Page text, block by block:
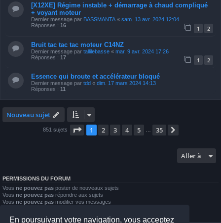
En poursuivant votre navigation, vous acceptez
[X12XE] Régime instable + démarrage à chaud compliqué
+ voyant moteur
Dernier message par BASSMANTA « sam. 13 avr. 2024 12:04
Réponses : 16 1 2
Bruit tac tac tac moteur C14NZ
Dernier message par tallilebasse « mar. 9 avr. 2024 17:26
Réponses : 17 1 2
Essence qui broute et accélérateur bloqué
Dernier message par tdd « dim. 17 mars 2024 14:13
Réponses : 11
Nouveau sujet
851 sujets Page 1sur35
1 2 3 4 5 35
Aller à
PERMISSIONS DU FORUM
Vous ne pouvez pas poster de nouveaux sujets
Vous ne pouvez pas répondre aux sujets
Vous ne pouvez pas modifier vos messages
Vous
ne pouvez pas joindre des fichiers